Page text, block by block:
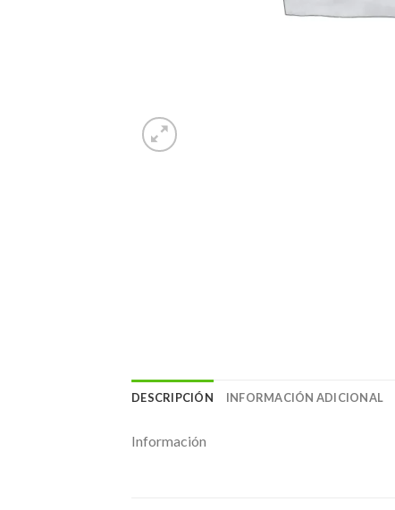
DESCRIPCIÓN INFORMACIÓN ADICIONAL
Información